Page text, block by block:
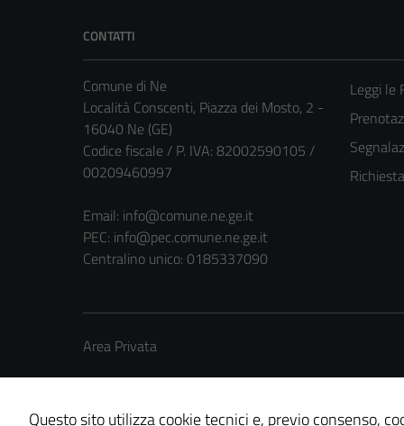
CONTATTI
Comune di Ne
Località Conscenti, Piazza dei Mosto, 2 -
16040 Ne (GE)
Codice fiscale / P. IVA: 82002590105 /
00209460997
Email: info@comune.ne.ge.it
PEC: info@pec.comune.ne.ge.it
Centralino unico: 0185337090
Leggi le
Area Privata
Questo sito utilizza cookie tecnici e, previo consenso,